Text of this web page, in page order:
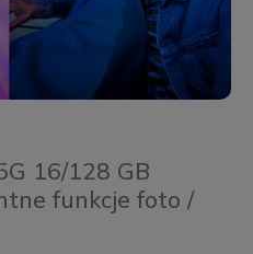
16/128 GB
funkcje foto /